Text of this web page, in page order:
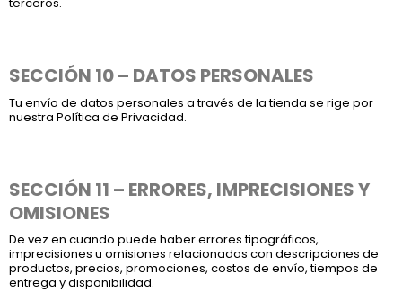
SECCIÓN 10 – DATOS PERSONALES
Tu envío de datos personales a través de la tienda se rige por
nuestra Política de Privacidad.
SECCIÓN 11 – ERRORES, IMPRECISIONES Y
OMISIONES
De vez en cuando puede haber errores tipográficos,
imprecisiones u omisiones relacionadas con descripciones de
productos, precios, promociones, costos de envío, tiempos de
entrega y disponibilidad.